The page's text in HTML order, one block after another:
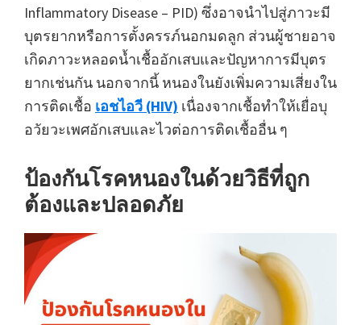
Inflammatory Disease – PID) ซึ่งอาจนำไปสู่ภาวะมี
บุตรยากหรือการตั้งครรภ์นอกมดลูก ส่วนผู้ชายอาจ
เกิดภาวะหลอดน้ำเชื้ออักเสบและปัญหาการมีบุตร
ยากเช่นกัน นอกจากนี้ หนองในยังเพิ่มความเสี่ยงใน
การติดเชื้อ เอชไอวี (HIV) เนื่องจากเชื้อทำให้เยื่อบุ
อวัยวะเพศอักเสบและไวต่อการติดเชื้ออื่น ๆ
ป้องกันโรคหนองในด้วยวิธีที่ถูก
ต้องและปลอดภัย